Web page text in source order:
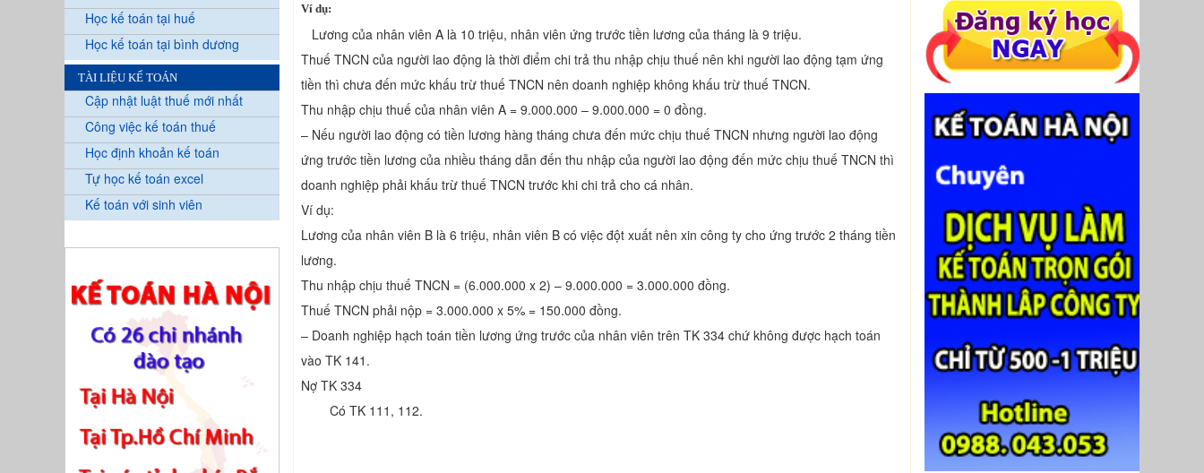
Học kế toán tại huế
Học kế toán tại bình dương
TÀI LIỆU KẾ TOÁN
Cập nhật luật thuế mới nhất
Công việc kế toán thuế
Học định khoản kế toán
Tự học kế toán excel
Kế toán với sinh viên
Ví dụ:
Lương của nhân viên A là 10 triệu, nhân viên ứng trước tiền lương của tháng là 9 triệu.
Thuế TNCN của người lao động là thời điểm chi trả thu nhập chịu thuế nên khi người lao động tạm ứng
tiền thì chưa đến mức khấu trừ thuế TNCN nên doanh nghiệp không khấu trừ thuế TNCN.
Thu nhập chịu thuế của nhân viên A = 9.000.000 – 9.000.000 = 0 đồng.
– Nếu người lao động có tiền lương hàng tháng chưa đến mức chịu thuế TNCN nhưng người lao động
ứng trước tiền lương của nhiều tháng dẫn đến thu nhập của người lao động đến mức chịu thuế TNCN thì
doanh nghiệp phải khấu trừ thuế TNCN trước khi chi trả cho cá nhân.
Ví dụ:
Lương của nhân viên B là 6 triệu, nhân viên B có việc đột xuất nên xin công ty cho ứng trước 2 tháng tiền
lương.
Thu nhập chịu thuế TNCN = (6.000.000 x 2) – 9.000.000 = 3.000.000 đồng.
Thuế TNCN phải nộp = 3.000.000 x 5% = 150.000 đồng.
– Doanh nghiệp hạch toán tiền lương ứng trước của nhân viên trên TK 334 chứ không được hạch toán
vào TK 141.
Nợ TK 334
Có TK 111, 112.